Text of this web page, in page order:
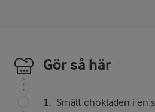
Gör så här
Smält chokladen i en